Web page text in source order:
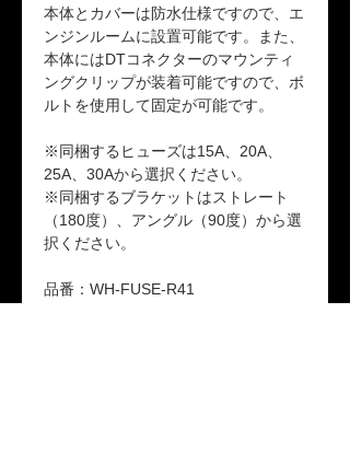
本体とカバーは防水仕様ですので、エ
ンジンルームに設置可能です。また、
本体にはDTコネクターのマウンティ
ングクリップが装着可能ですので、ボ
ルトを使用して固定が可能です。
※同梱するヒューズは15A、20A、
25A、30Aから選択ください。
※同梱するブラケットはストレート
（180度）、アングル（90度）から選
択ください。
品番：WH-FUSE-R41